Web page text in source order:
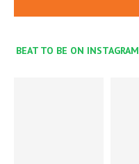
BEAT TO BE ON INSTAGRAM